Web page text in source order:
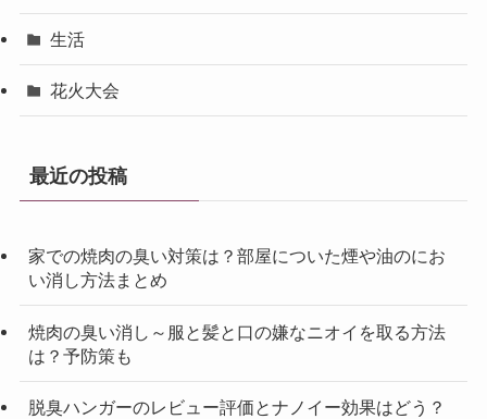
生活
花火大会
最近の投稿
家での焼肉の臭い対策は？部屋についた煙や油のにお
い消し方法まとめ
焼肉の臭い消し～服と髪と口の嫌なニオイを取る方法
は？予防策も
脱臭ハンガーのレビュー評価とナノイー効果はどう？